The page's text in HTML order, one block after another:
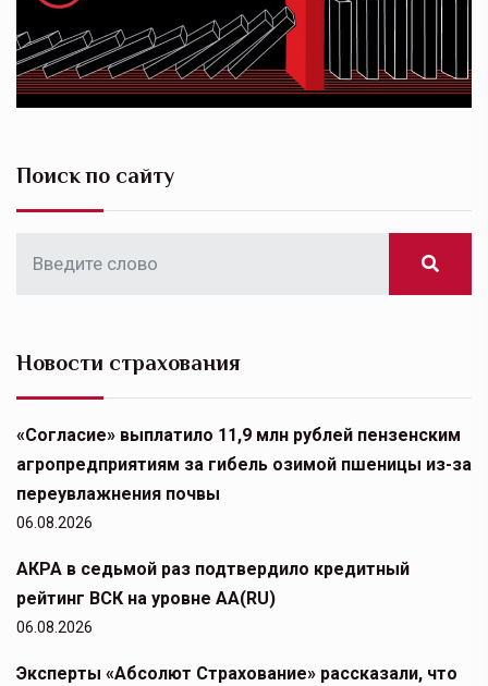
Поиск по сайту
Новости страхования
«Согласие» выплатило 11,9 млн рублей пензенским
агропредприятиям за гибель озимой пшеницы из-за
переувлажнения почвы
06.08.2026
АКРА в седьмой раз подтвердило кредитный
рейтинг ВСК на уровне АА(RU)
06.08.2026
Эксперты «Абсолют Страхование» рассказали, что